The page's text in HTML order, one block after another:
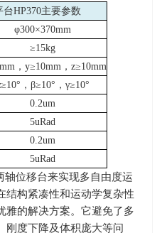
HP370主要参数
φ300×370mm
≥15kg
，y≥10mm，z≥10mm
，β≥10°，γ≥10°
0.2um
5uRad
0.2um
5uRad
轴位移台来实现多自由度运
结构紧凑性和运动学复杂性
雅的解决方案。它避免了多
刚度下降及体积庞大等问